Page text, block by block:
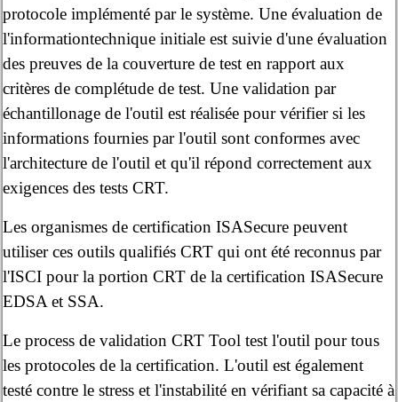
protocole implémenté par le système. Une évaluation de
l'informationtechnique initiale est suivie d'une évaluation
des preuves de la couverture de test en rapport aux
critères de complétude de test. Une validation par
échantillonage de l'outil est réalisée pour vérifier si les
informations fournies par l'outil sont conformes avec
l'architecture de l'outil et qu'il répond correctement aux
exigences des tests CRT.
Les organismes de certification ISASecure peuvent
utiliser ces outils qualifiés CRT qui ont été reconnus par
l'ISCI pour la portion CRT de la certification ISASecure
EDSA et SSA.
Le process de validation CRT Tool test l'outil pour tous
les protocoles de la certification. L'outil est également
testé contre le stress et l'instabilité en vérifiant sa capacité à